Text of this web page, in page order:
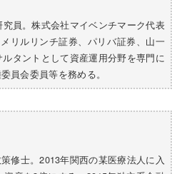
員。株式会社マイベンチマーク代表
リルリンチ証券、パリバ証券、山一
タントとして資産運用分野を専門に
員会委員等を務める。
修士。2013年関西の某医療法人に入